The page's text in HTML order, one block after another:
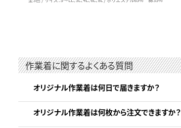
作業着に関するよくある質問
オリジナル作業着は何日で届きますか？
オリジナル作業着は何枚から注文できますか？